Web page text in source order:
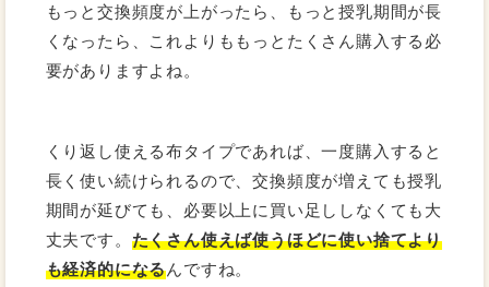
もっと交換頻度が上がったら、もっと授乳期間が長
くなったら、これよりももっとたくさん購入する必
要がありますよね。
くり返し使える布タイプであれば、一度購入すると
長く使い続けられるので、交換頻度が増えても授乳
期間が延びても、必要以上に買い足ししなくても大
丈夫です。 たくさん使えば使うほどに使い捨てより
も経済的になるんですね。